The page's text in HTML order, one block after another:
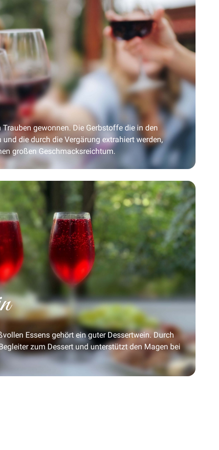
gewonnen. Die Gerbstoffe die in den
die durch die Vergärung extrahiert werden,
großen Geschmacksreichtum.
Essens gehört ein guter Dessertwein. Durch
zum Dessert und unterstützt den Magen bei